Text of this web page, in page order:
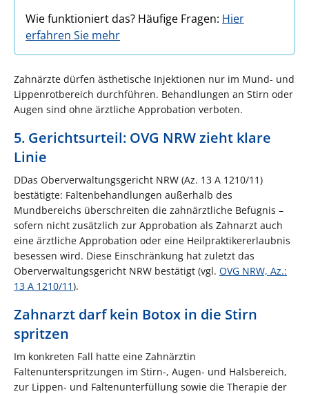
Wie funktioniert das? Häufige Fragen: Hier
erfahren Sie mehr
Zahnärzte dürfen ästhetische Injektionen nur im Mund- und
Lippenrotbereich durchführen. Behandlungen an Stirn oder
Augen sind ohne ärztliche Approbation verboten.
5. Gerichtsurteil: OVG NRW zieht klare
Linie
DDas Oberverwaltungsgericht NRW (Az. 13 A 1210/11)
bestätigte: Faltenbehandlungen außerhalb des
Mundbereichs überschreiten die zahnärztliche Befugnis –
sofern nicht zusätzlich zur Approbation als Zahnarzt auch
eine ärztliche Approbation oder eine Heilpraktikererlaubnis
besessen wird. Diese Einschränkung hat zuletzt das
Oberverwaltungsgericht NRW bestätigt (vgl. OVG NRW, Az.:
13 A 1210/11).
Zahnarzt darf kein Botox in die Stirn
spritzen
Im konkreten Fall hatte eine Zahnärztin
Faltenunterspritzungen im Stirn-, Augen- und Halsbereich,
zur Lippen- und Faltenunterfüllung sowie die Therapie der